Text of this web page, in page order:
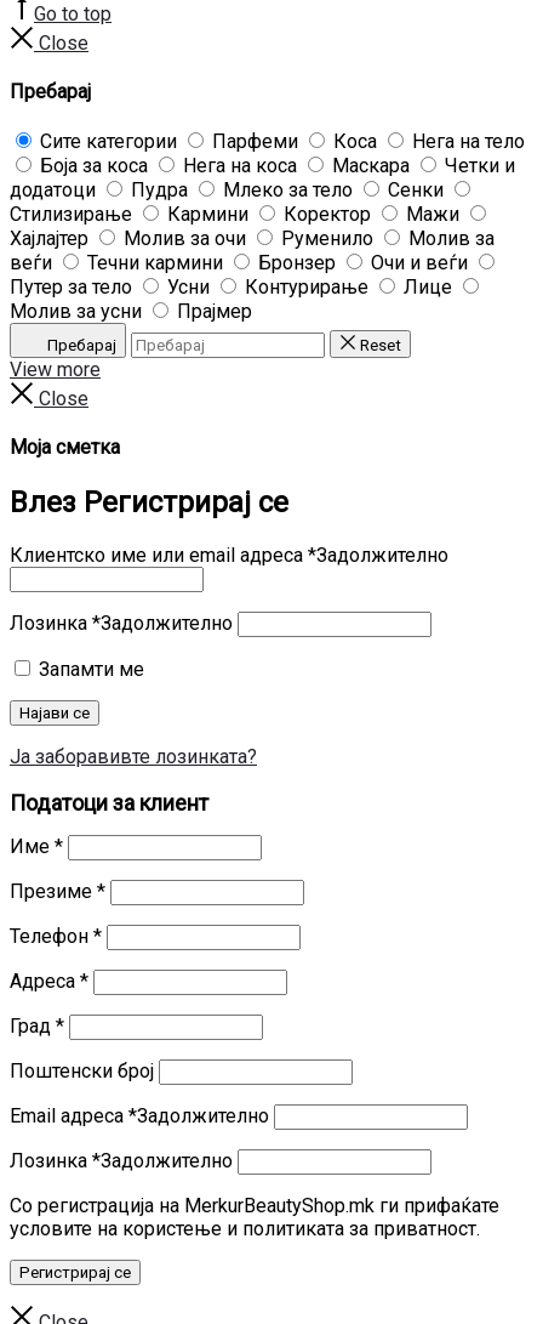
Go to top
Close
Пребарај
Сите категории Парфеми Коса
Нега на тело
Боја за коса
Нега на коса Маскара
Четки и
додатоци
Пудра Млеко за тело
Сенки
Стилизирање
Кармини Коректор
Мажи
Хајлајтер
Молив за очи Руменило
Молив за
веѓи
Течни кармини Бронзер
Очи и веѓи
Путер за тело
Усни Контурирање
Лице
Молив за усни
Прајмер
Пребарај Reset
View more
Close
Моја сметка
Влез Регистрирај се
Клиентско име или email адреса *Задолжително
Лозинка *Задолжително
Запамти ме
Најави се
Ја заборавивте лозинката?
Податоци за клиент
Име *
Презиме *
Телефон *
Адреса *
Град *
Поштенски број
Email адреса *Задолжително
Лозинка *Задолжително
Со регистрација на MerkurBeautyShop.mk ги прифаќате
условите на користење и политиката за приватност.
Регистрирај се